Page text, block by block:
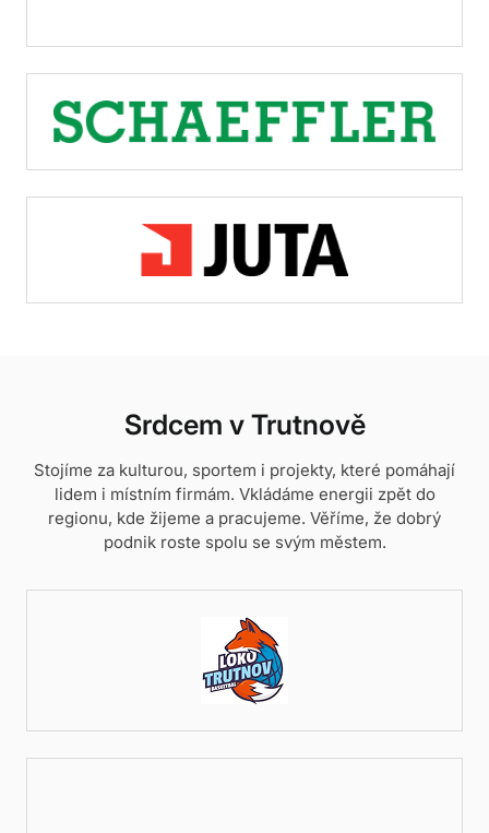
Srdcem v Trutnově
Stojíme za kulturou, sportem i projekty, které pomáhají
lidem i místním firmám. Vkládáme energii zpět do
regionu, kde žijeme a pracujeme. Věříme, že dobrý
podnik roste spolu se svým městem.